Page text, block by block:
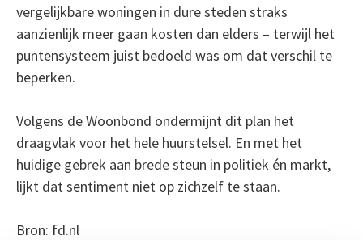
vergelijkbare woningen in dure steden straks
aanzienlijk meer gaan kosten dan elders – terwijl het
puntensysteem juist bedoeld was om dat verschil te
beperken.
Volgens de Woonbond ondermijnt dit plan het
draagvlak voor het hele huurstelsel. En met het
huidige gebrek aan brede steun in politiek én markt,
lijkt dat sentiment niet op zichzelf te staan.
Bron: fd.nl